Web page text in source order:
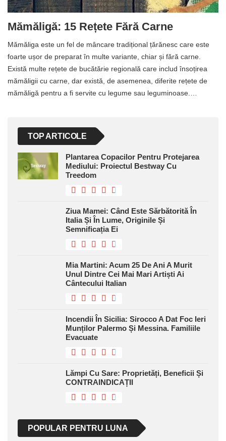
Mămăligă: 15 Rețete Fără Carne
Mămăliga este un fel de mâncare tradițional țărănesc care este
foarte ușor de preparat în multe variante, chiar și fără carne.
Există multe rețete de bucătărie regională care includ însoțirea
mămăligii cu carne, dar există, de asemenea, diferite rețete de
mămăligă pentru a fi servite cu legume sau leguminoase.…
TOP ARTICOLE
Plantarea Copacilor Pentru Protejarea
Mediului: Proiectul Bestway Cu
Treedom
Ziua Mamei: Când Este Sărbătorită În
Italia Și În Lume, Originile Și
Semnificația Ei
Mia Martini: Acum 25 De Ani A Murit
Unul Dintre Cei Mai Mari Artiști Ai
Cântecului Italian
Incendii În Sicilia: Sirocco A Dat Foc Ieri
Munților Palermo Și Messina. Familiile
Evacuate
Lămpi Cu Sare: Proprietăți, Beneficii Și
CONTRAINDICAȚII
POPULAR PENTRU LUNA